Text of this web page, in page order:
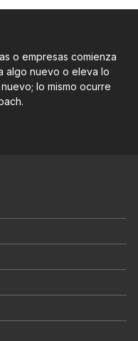
o empresas comienza
algo nuevo o eleva lo
lo mismo ocurre